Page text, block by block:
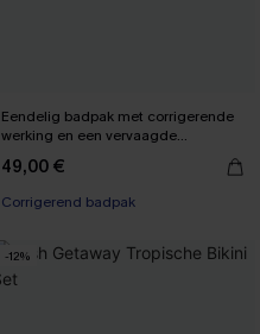
Eendelig badpak met corrigerende
werking en een vervaagde
49,00 €
【AG18】2 met 10% korting
Corrigerend badpak
-12%